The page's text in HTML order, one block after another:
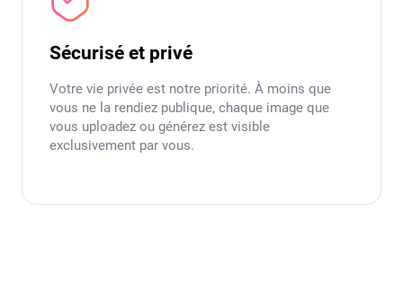
Sécurisé et privé
Votre vie privée est notre priorité. À moins que
vous ne la rendiez publique, chaque image que
vous uploadez ou générez est visible
exclusivement par vous.